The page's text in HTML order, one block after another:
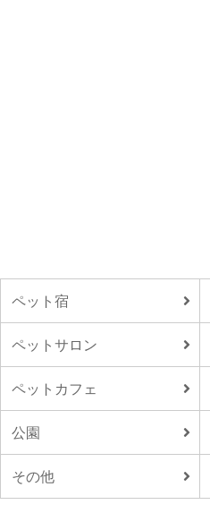
ペット宿
ペットサロン
ペットカフェ
公園
その他